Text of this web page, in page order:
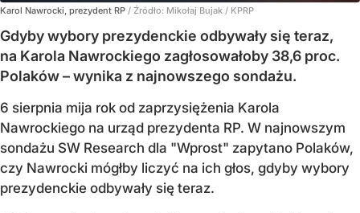
Karol Nawrocki, prezydent RP / Źródło: Mikołaj Bujak / KPRP
Gdyby wybory prezydenckie odbywały się teraz,
na Karola Nawrockiego zagłosowałoby 38,6 proc.
Polaków – wynika z najnowszego sondażu.
6 sierpnia mija rok od zaprzysiężenia Karola
Nawrockiego na urząd prezydenta RP. W najnowszym
sondażu SW Research dla "Wprost" zapytano Polaków,
czy Nawrocki mógłby liczyć na ich głos, gdyby wybory
prezydenckie odbywały się teraz.